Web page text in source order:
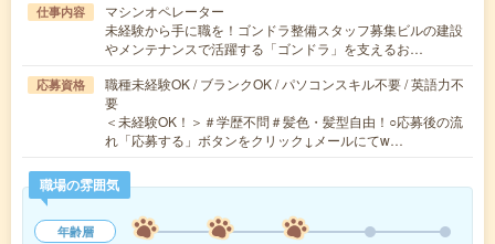
仕事内容
マシンオペレーター
未経験から手に職を！ゴンドラ整備スタッフ募集ビルの建設
やメンテナンスで活躍する「ゴンドラ」を支えるお…
応募資格
職種未経験OK / ブランクOK / パソコンスキル不要 / 英語力不
要
＜未経験OK！＞＃学歴不問＃髪色・髪型自由！○応募後の流
れ「応募する」ボタンをクリック↓メールにてw…
職場の雰囲気
年齢層